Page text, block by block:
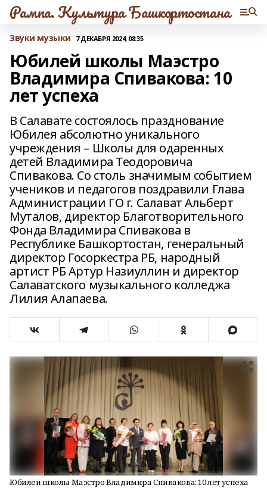
Рампа. Культура Башкортостана
Звуки музыки 7 ДЕКАБРЯ 2024, 08:35
Юбилей школы Маэстро
Владимира Спивакова: 10
лет успеха
В Салавате состоялось празднование
Юбилея абсолютно уникального
учреждения – Школы для одаренных
детей Владимира Теодоровича
Спивакова. Со столь значимым событием
учеников и педагогов поздравили Глава
Администрации ГО г. Салават Альберт
Муталов, директор Благотворительного
Фонда Владимира Спивакова в
Республике Башкортостан, генеральный
директор Госоркестра РБ, народный
артист РБ Артур Назиуллин и директор
Салаватского музыкального колледжа
Лилия Алапаева.
Юбилей школы Маэстро Владимира Спивакова: 10 лет успеха